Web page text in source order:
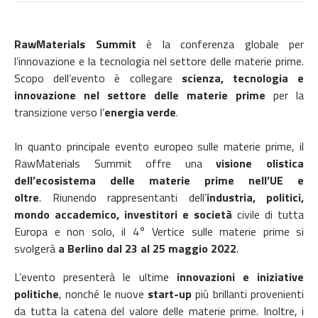
RawMaterials Summit è la conferenza globale per
l’innovazione e la tecnologia nel settore delle materie prime.
Scopo dell’evento è collegare scienza, tecnologia e
innovazione nel settore delle materie prime per la
transizione verso l’energia verde.
In quanto principale evento europeo sulle materie prime, il
RawMaterials Summit offre unavisione olistica
dell’ecosistema delle materie prime nell’UE e
oltre. Riunendo rappresentanti dell’industria, politici,
mondo accademico, investitori e società civile di tutta
Europa e non solo, il 4° Vertice sulle materie prime si
svolgerà a Berlino dal 23 al 25 maggio 2022.
L’evento presenterà le ultime innovazioni e iniziative
politiche, nonché le nuove start-up più brillanti provenienti
da tutta la catena del valore delle materie prime. Inoltre, i